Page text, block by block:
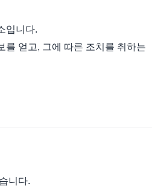
입니다.
를 얻고, 그에 따른 조치를 취하는
니다.